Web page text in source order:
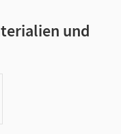
und